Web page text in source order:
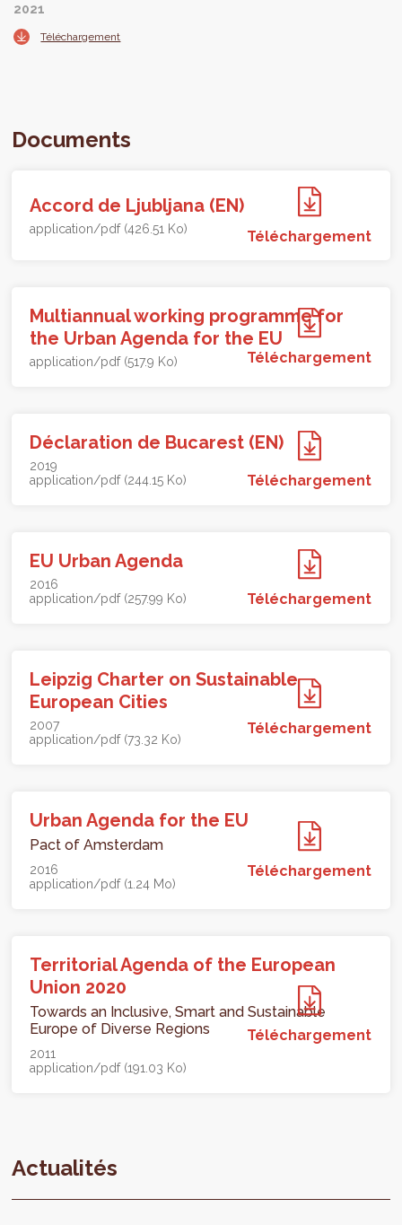
2021
Téléchargement
Documents
Accord de Ljubljana (EN)
application/pdf (426.51 Ko) Téléchargement
Multiannual working programme for
the Urban Agenda for the EU
application/pdf (517.9 Ko) Téléchargement
Déclaration de Bucarest (EN)
2019
application/pdf (244.15 Ko)
Téléchargement
EU Urban Agenda
2016
application/pdf (257.99 Ko)
Téléchargement
Leipzig Charter on Sustainable
European Cities
2007
application/pdf (73.32 Ko)
Téléchargement
Urban Agenda for the EU
Pact of Amsterdam
2016
application/pdf (1.24 Mo)
Téléchargement
Territorial Agenda of the European
Union 2020
Towards an Inclusive, Smart and Sustainable
Europe of Diverse Regions
2011
application/pdf (191.03 Ko)
Téléchargement
Actualités